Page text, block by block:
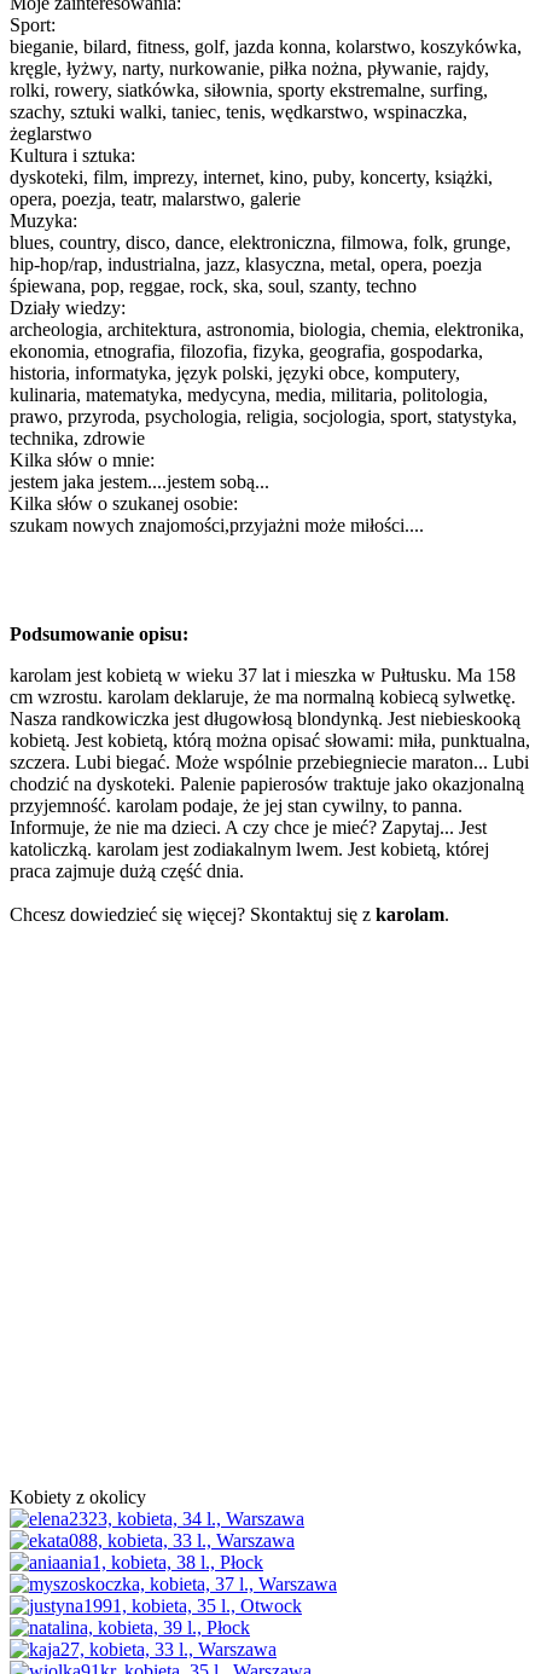
Sport:
bieganie, bilard, fitness, golf, jazda konna, kolarstwo, koszykówka,
kręgle, łyżwy, narty, nurkowanie, piłka nożna, pływanie, rajdy,
rolki, rowery, siatkówka, siłownia, sporty ekstremalne, surfing,
szachy, sztuki walki, taniec, tenis, wędkarstwo, wspinaczka,
żeglarstwo
Kultura i sztuka:
dyskoteki, film, imprezy, internet, kino, puby, koncerty, książki,
opera, poezja, teatr, malarstwo, galerie
Muzyka:
blues, country, disco, dance, elektroniczna, filmowa, folk, grunge,
hip-hop/rap, industrialna, jazz, klasyczna, metal, opera, poezja
śpiewana, pop, reggae, rock, ska, soul, szanty, techno
Działy wiedzy:
archeologia, architektura, astronomia, biologia, chemia, elektronika,
ekonomia, etnografia, filozofia, fizyka, geografia, gospodarka,
historia, informatyka, język polski, języki obce, komputery,
kulinaria, matematyka, medycyna, media, militaria, politologia,
prawo, przyroda, psychologia, religia, socjologia, sport, statystyka,
technika, zdrowie
Kilka słów o mnie:
jestem jaka jestem....jestem sobą...
Kilka słów o szukanej osobie:
szukam nowych znajomości,przyjażni może miłości....
Podsumowanie opisu:
karolam jest kobietą w wieku 37 lat i mieszka w Pułtusku. Ma 158
cm wzrostu. karolam deklaruje, że ma normalną kobiecą sylwetkę.
Nasza randkowiczka jest długowłosą blondynką. Jest niebieskooką
kobietą. Jest kobietą, którą można opisać słowami: miła, punktualna,
szczera. Lubi biegać. Może wspólnie przebiegniecie maraton... Lubi
chodzić na dyskoteki. Palenie papierosów traktuje jako okazjonalną
przyjemność. karolam podaje, że jej stan cywilny, to panna.
Informuje, że nie ma dzieci. A czy chce je mieć? Zapytaj... Jest
katoliczką. karolam jest zodiakalnym lwem. Jest kobietą, której
praca zajmuje dużą część dnia.
Chcesz dowiedzieć się więcej? Skontaktuj się z karolam.
Kobiety z okolicy